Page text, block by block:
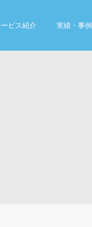
ビス紹介 実績・事例